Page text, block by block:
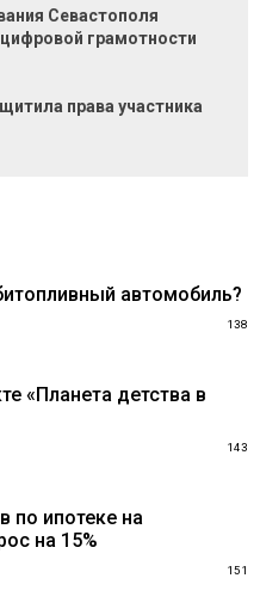
Севастополя
грамотности
права участника
автомобиль?
138
«Планета детства в
143
по ипотеке на
на 15%
151